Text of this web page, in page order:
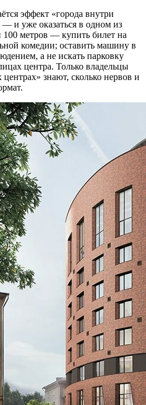
эффект «города внутри
— и уже оказаться в одном из
метров — купить билет на
комедии; оставить машину в
а не искать парковку
центра. Только владельцы
знают, сколько нервов и